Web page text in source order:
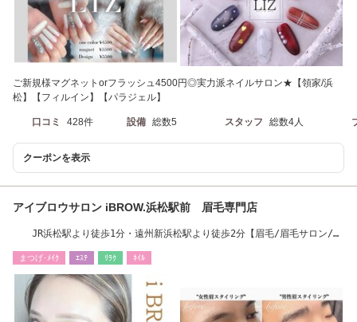
ご新規様マグネットorフラッシュ4500円◎実力派ネイルサロン★【領家/浜
松】【フィルイン】【パラジェル】
口コミ 428件 設備 総数5 スタッフ 総数4人
クーポンを表示
アイブロウサロン iBROW.浜松駅前 眉毛専門店
JR浜松駅より徒歩1分・遠州新浜松駅より徒歩2分【眉毛/眉毛サロン/眉
まつげ･ﾒｲｸ ｴｽﾃ ﾘﾗｸ ﾈｲﾙ